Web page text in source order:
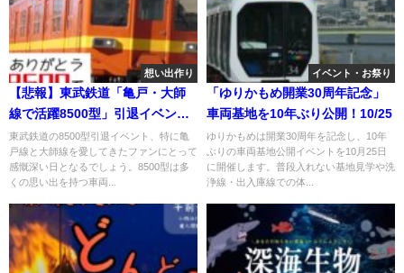
想い出作り
【悲報】東武鉄道「亀戸・大師
線で活躍8500型」引退イベン
ト！
東武鉄道の8500型引退イベント、特に亀
戸線と大師線を愛してきたファンにとって
感慨深い日となるでしょう。8500型は多
くの思い出を持つ車両...
イベント・お祭り
「ゆりかもめ開業30周年記念」
車両基地を10年ぶり公開！10/25
ゆりかもめは開業30周年を記念し、10年
ぶりの車両基地公開イベントを10月25日
に開催します。普段入れない基地見学や洗
浄線・出入庫線での体...